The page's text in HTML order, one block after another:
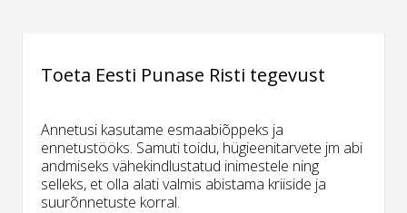
Toeta Eesti Punase Risti tegevust
Annetusi kasutame esmaabiõppeks ja
ennetustööks. Samuti toidu, hügieenitarvete jm abi
andmiseks vähekindlustatud inimestele ning
selleks, et olla alati valmis abistama kriiside ja
suurõnnetuste korral.